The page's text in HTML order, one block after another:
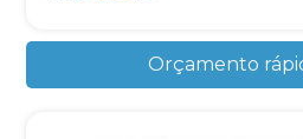
Orçamento